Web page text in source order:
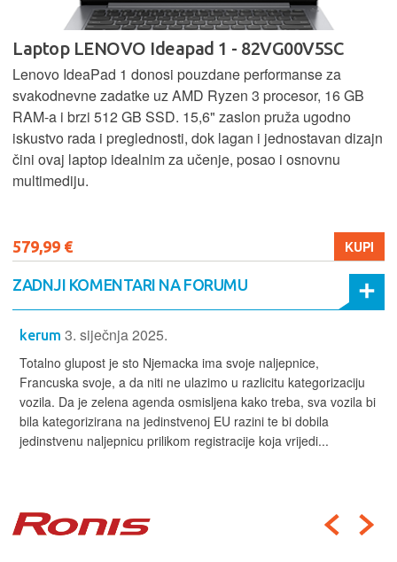
Laptop LENOVO Ideapad 1 - 82VG00V5SC
Lenovo IdeaPad 1 donosi pouzdane performanse za
svakodnevne zadatke uz AMD Ryzen 3 procesor, 16 GB
RAM-a i brzi 512 GB SSD. 15,6" zaslon pruža ugodno
iskustvo rada i preglednosti, dok lagan i jednostavan dizajn
čini ovaj laptop idealnim za učenje, posao i osnovnu
multimediju.
579,99 € KUPI
ZADNJI KOMENTARI NA FORUMU
kerum 3. siječnja 2025.
Totalno glupost je sto Njemacka ima svoje naljepnice,
Francuska svoje, a da niti ne ulazimo u razlicitu kategorizaciju
vozila. Da je zelena agenda osmisljena kako treba, sva vozila bi
bila kategorizirana na jedinstvenoj EU razini te bi dobila
jedinstvenu naljepnicu prilikom registracije koja vrijedi...